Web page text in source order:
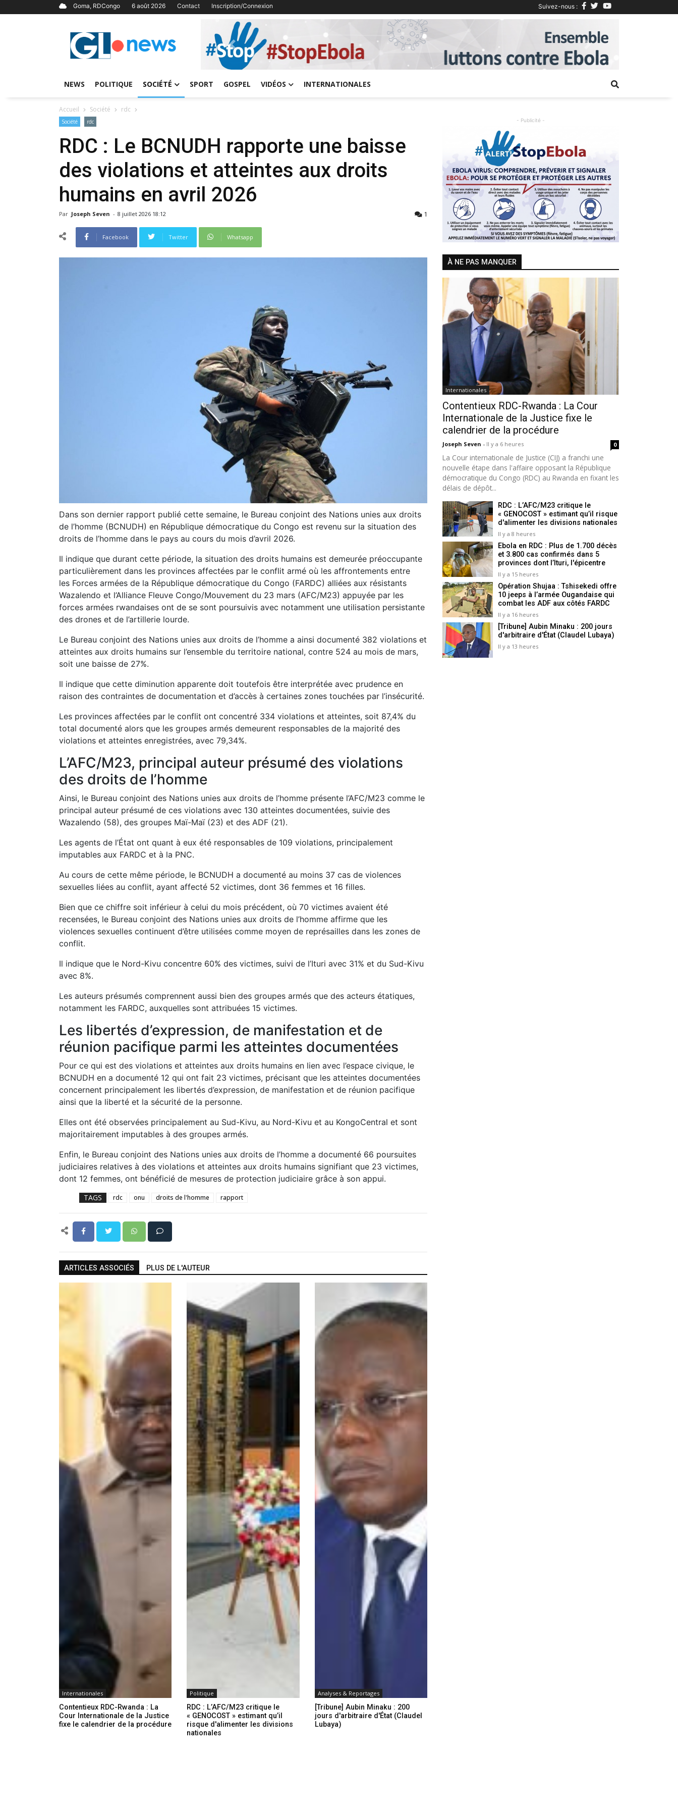
Goma, RDCongo 6 août 2026 Contact Inscription/Connexion Suivez-nous :
Previous Next
NEWS POLITIQUE SOCIÉTÉ SPORT GOSPEL VIDÉOS INTERNATIONALES
Accueil Société rdc
Société rdc
RDC : Le BCNUDH rapporte une baisse
des violations et atteintes aux droits
humains en avril 2026
Par Joseph Seven - 8 juillet 2026 18:12 1
Facebook Twitter Whatsapp
Dans son dernier rapport publié cette semaine, le Bureau conjoint des Nations unies aux droits
de l’homme (BCNUDH) en République démocratique du Congo est revenu sur la situation des
droits de l’homme dans le pays au cours du mois d’avril 2026.
Il indique que durant cette période, la situation des droits humains est demeurée préoccupante
particulièrement dans les provinces affectées par le conflit armé où les affrontements entre
les Forces armées de la République démocratique du Congo (FARDC) alliées aux résistants
Wazalendo et l’Alliance Fleuve Congo/Mouvement du 23 mars (AFC/M23) appuyée par les
forces armées rwandaises ont de se sont poursuivis avec notamment une utilisation persistante
des drones et de l’artillerie lourde.
Le Bureau conjoint des Nations unies aux droits de l’homme a ainsi documenté 382 violations et
atteintes aux droits humains sur l’ensemble du territoire national, contre 524 au mois de mars,
soit une baisse de 27%.
Il indique que cette diminution apparente doit toutefois être interprétée avec prudence en
raison des contraintes de documentation et d’accès à certaines zones touchées par l’insécurité.
Les provinces affectées par le conflit ont concentré 334 violations et atteintes, soit 87,4% du
total documenté alors que les groupes armés demeurent responsables de la majorité des
violations et atteintes enregistrées, avec 79,34%.
L’AFC/M23, principal auteur présumé des violations
des droits de l’homme
Ainsi, le Bureau conjoint des Nations unies aux droits de l’homme présente l’AFC/M23 comme le
principal auteur présumé de ces violations avec 130 atteintes documentées, suivie des
Wazalendo (58), des groupes Maï-Maï (23) et des ADF (21).
Les agents de l’État ont quant à eux été responsables de 109 violations, principalement
imputables aux FARDC et à la PNC.
Au cours de cette même période, le BCNUDH a documenté au moins 37 cas de violences
sexuelles liées au conflit, ayant affecté 52 victimes, dont 36 femmes et 16 filles.
Bien que ce chiffre soit inférieur à celui du mois précédent, où 70 victimes avaient été
recensées, le Bureau conjoint des Nations unies aux droits de l’homme affirme que les
violences sexuelles continuent d’être utilisées comme moyen de représailles dans les zones de
conflit.
Il indique que le Nord-Kivu concentre 60% des victimes, suivi de l’Ituri avec 31% et du Sud-Kivu
avec 8%.
Les auteurs présumés comprennent aussi bien des groupes armés que des acteurs étatiques,
notamment les FARDC, auxquelles sont attribuées 15 victimes.
Les libertés d’expression, de manifestation et de
réunion pacifique parmi les atteintes documentées
Pour ce qui est des violations et atteintes aux droits humains en lien avec l’espace civique, le
BCNUDH en a documenté 12 qui ont fait 23 victimes, précisant que les atteintes documentées
concernent principalement les libertés d’expression, de manifestation et de réunion pacifique
ainsi que la liberté et la sécurité de la personne.
Elles ont été observées principalement au Sud-Kivu, au Nord-Kivu et au KongoCentral et sont
majoritairement imputables à des groupes armés.
Enfin, le Bureau conjoint des Nations unies aux droits de l’homme a documenté 66 poursuites
judiciaires relatives à des violations et atteintes aux droits humains signifiant que 23 victimes,
dont 12 femmes, ont bénéficié de mesures de protection judiciaire grâce à son appui.
TAGS rdc onu droits de l'homme rapport
ARTICLES ASSOCIÉS PLUS DE L'AUTEUR
Internationales
Contentieux RDC-Rwanda : La
Cour Internationale de la Justice
fixe le calendrier de la procédure
Politique
RDC : L’AFC/M23 critique le
« GENOCOST » estimant qu’il
risque d'alimenter les divisions
nationales
Analyses & Reportages
[Tribune] Aubin Minaku : 200
jours d'arbitraire d'État (Claudel
Lubaya)
- Publicité -
Previous Next
À NE PAS MANQUER
Internationales
Contentieux RDC-Rwanda : La Cour
Internationale de la Justice fixe le
calendrier de la procédure
Joseph Seven - Il y a 6 heures 0
La Cour internationale de Justice (CIJ) a franchi une
nouvelle étape dans l'affaire opposant la République
démocratique du Congo (RDC) au Rwanda en fixant les
délais de dépôt...
RDC : L’AFC/M23 critique le
« GENOCOST » estimant qu’il risque
d'alimenter les divisions nationales
Il y a 8 heures
Ebola en RDC : Plus de 1.700 décès
et 3.800 cas confirmés dans 5
provinces dont l’Ituri, l'épicentre
Il y a 15 heures
Opération Shujaa : Tshisekedi offre
10 jeeps à l’armée Ougandaise qui
combat les ADF aux côtés FARDC
Il y a 16 heures
[Tribune] Aubin Minaku : 200 jours
d'arbitraire d'État (Claudel Lubaya)
Il y a 13 heures